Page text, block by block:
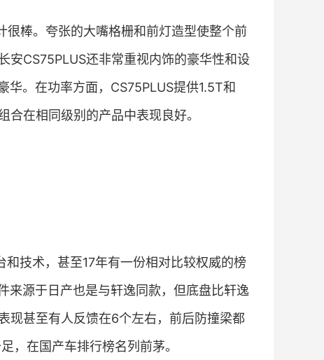
棒。夸张的大嘴格栅和前灯造型使整个前
安CS75PLUS还非常重视内饰的豪华性和设
。在功率方面，CS75PLUS提供1.5T和
在相同级别的产品中表现良好。
技术，甚至17年有一份相对比较权威的榜
来源于日产也是与轩逸同款，但底盘比轩逸
现甚至有人反馈在6个左右，前后防撞梁都
，在国产车排行榜名列前茅。